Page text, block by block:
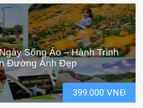
Sống Ảo – Hành Trình
Đường Ảnh Đẹp
399.000 VNĐ